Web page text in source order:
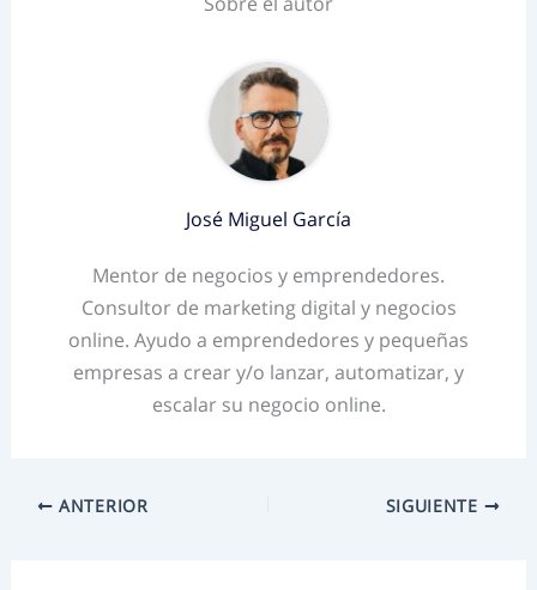
José Miguel García
Mentor de negocios y emprendedores.
Consultor de marketing digital y negocios
online. Ayudo a emprendedores y pequeñas
empresas a crear y/o lanzar, automatizar, y
escalar su negocio online.
ANTERIOR SIGUIENTE